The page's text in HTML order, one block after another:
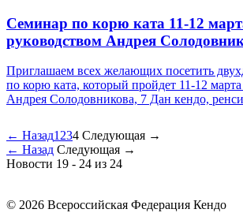
Семинар по корю ката 11-12
руководством Андрея
Приглашаем всех желающих посетить
по корю ката, который пройдет 11-12
Андрея Солодовникова, 7 Дан кендо,
← Назад1234 Следующая →
← Назад Следующая →
Новости 19 - 24 из 24
© 2026 Всероссийская Федерация Кендо